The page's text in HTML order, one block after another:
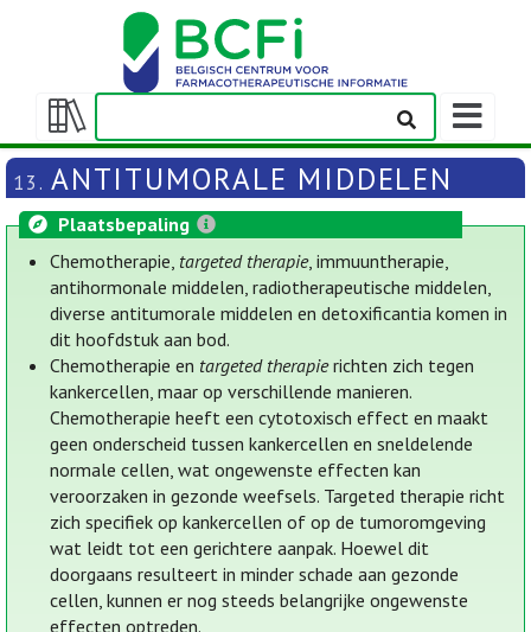
Weergeven/verbergen
inhoudstafel
13. ANTITUMORALE MIDDELEN
Plaatsbepaling
Chemotherapie, targeted therapie, immuuntherapie,
antihormonale middelen, radiotherapeutische middelen,
diverse antitumorale middelen en detoxificantia komen in
dit hoofdstuk aan bod.
Chemotherapie en targeted therapierichten zich tegen
kankercellen, maar op verschillende manieren.
Chemotherapie heeft een cytotoxisch effect en maakt
geen onderscheid tussen kankercellen en sneldelende
normale cellen, wat ongewenste effecten kan
veroorzaken in gezonde weefsels. Targeted therapie richt
zich specifiek op kankercellen of op de tumoromgeving
wat leidt tot een gerichtere aanpak. Hoewel dit
doorgaans resulteert in minder schade aan gezonde
cellen, kunnen er nog steeds belangrijke ongewenste
effecten optreden.